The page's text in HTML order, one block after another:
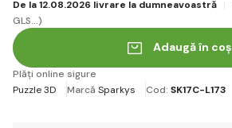
De la 12.08.2026 livrare la dumneavoastră
GLS...)
Adaugă în coș
Plăți online sigure
Puzzle 3D
Marcă Sparkys Cod: SK17C-L173